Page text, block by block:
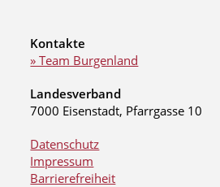
Kontakte
» Team Burgenland
Landesverband
7000 Eisenstadt, Pfarrgasse 10
Datenschutz
Impressum
Barrierefreiheit